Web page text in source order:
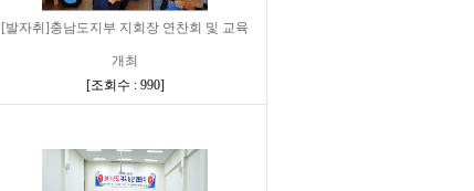
[발자취]충남도지부 지회장 연찬회 및 교육
개최
[조회수 : 990]